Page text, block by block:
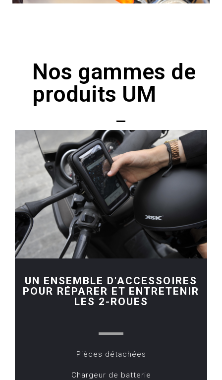
Nos gammes de
produits UM
UN ENSEMBLE D'ACCESSOIRES
POUR RÉPARER ET ENTRETENIR
LES 2-ROUES
Pièces détachées
Chargeur de batterie